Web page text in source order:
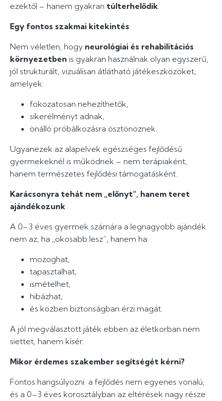
ezektől – hanem gyakran túlterhelődik.
Egy fontos szakmai kitekintés
Nem véletlen, hogy neurológiai és rehabilitációs
környezetben is gyakran használnak olyan egyszerű,
jól strukturált, vizuálisan átlátható játékeszközöket,
amelyek:
fokozatosan nehezíthetők,
sikerélményt adnak,
önálló próbálkozásra ösztönöznek.
Ugyanezek az alapelvek egészséges fejlődésű
gyermekeknél is működnek – nem terápiaként,
hanem természetes fejlődési támogatásként.
Karácsonyra tehát nem „előnyt”, hanem teret
ajándékozunk
A 0–3 éves gyermek számára a legnagyobb ajándék
nem az, ha „okosabb lesz”, hanem ha:
mozoghat,
tapasztalhat,
ismételhet,
hibázhat,
és közben biztonságban érzi magát.
A jól megválasztott játék ebben az életkorban nem
siettet, hanem kísér.
Mikor érdemes szakember segítségét kérni?
Fontos hangsúlyozni: a fejlődés nem egyenes vonalú,
és a 0–3 éves korosztályban az eltérések nagy része